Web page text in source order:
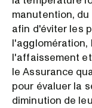
manutention,
afin d'éviter les
l'agglomération,
l'affaissement
le Assurance
pour évaluer la
diminution de